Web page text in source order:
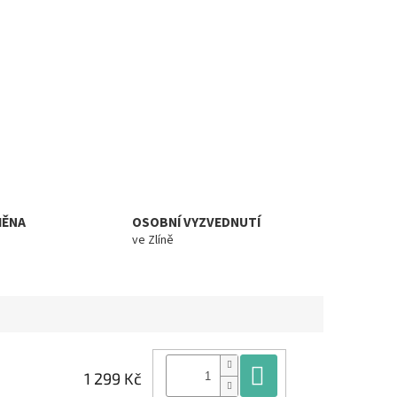
OSOBNÍ VYZVEDNUTÍ
ve Zlíně
1 299 Kč